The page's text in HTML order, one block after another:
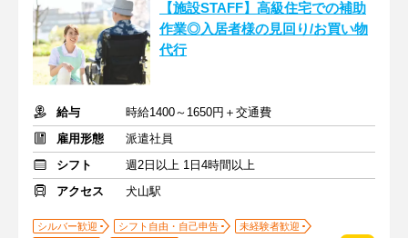
【施設STAFF】高級住宅での補助
作業◎入居者様の見回り/お買い物
代行
給与
時給1400～1650円＋交通費
雇用形態
派遣社員
シフト
週2日以上 1日4時間以上
アクセス
犬山駅
シルバー歓迎 シフト自由・自己申告
未経験者歓迎